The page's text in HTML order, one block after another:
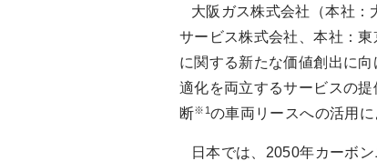
大阪ガス株式会社（本社：
サービス株式会社、本社：
に関する新たな価値創出に
適化を両立するサービスの
断※1の車両リースへの活用
日本では、2050年カーボン